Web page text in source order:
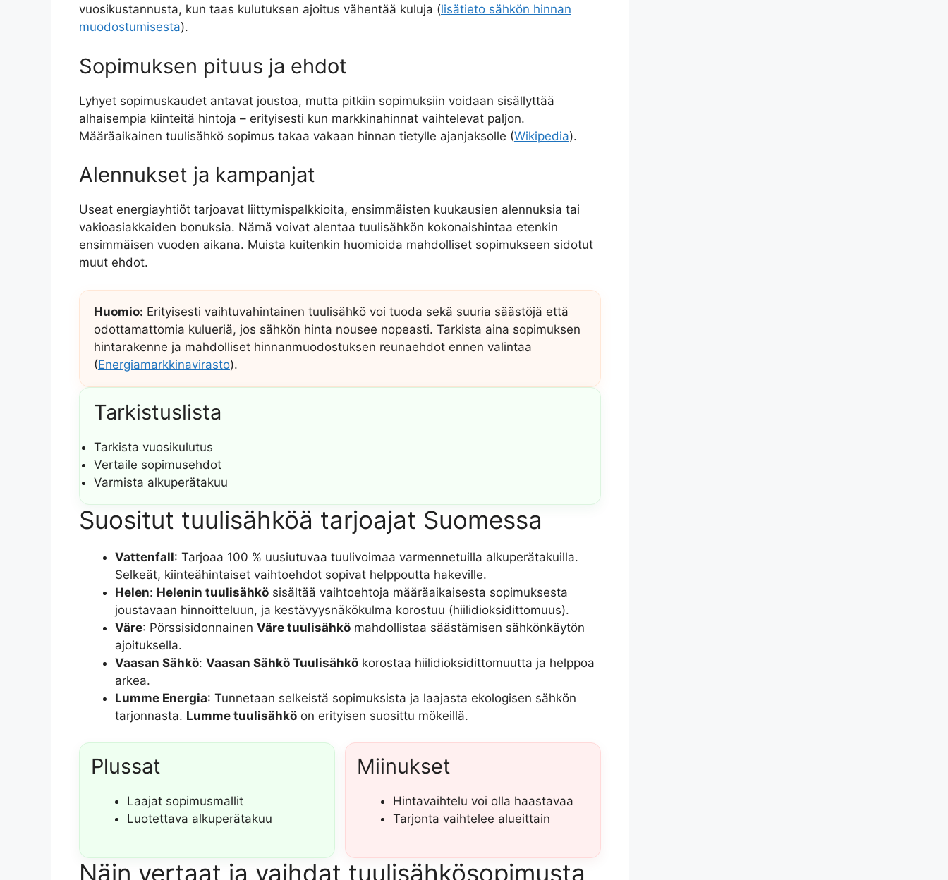
vuosikustannusta, kun taas kulutuksen ajoitus vähentää kuluja (lisätieto sähkön hinnan
muodostumisesta).
Sopimuksen pituus ja ehdot
Lyhyet sopimuskaudet antavat joustoa, mutta pitkiin sopimuksiin voidaan sisällyttää
alhaisempia kiinteitä hintoja – erityisesti kun markkinahinnat vaihtelevat paljon.
Määräaikainen tuulisähkö sopimus takaa vakaan hinnan tietylle ajanjaksolle (Wikipedia).
Alennukset ja kampanjat
Useat energiayhtiöt tarjoavat liittymispalkkioita, ensimmäisten kuukausien alennuksia tai
vakioasiakkaiden bonuksia. Nämä voivat alentaa tuulisähkön kokonaishintaa etenkin
ensimmäisen vuoden aikana. Muista kuitenkin huomioida mahdolliset sopimukseen sidotut
muut ehdot.
Huomio: Erityisesti vaihtuvahintainen tuulisähkö voi tuoda sekä suuria säästöjä että
odottamattomia kulueriä, jos sähkön hinta nousee nopeasti. Tarkista aina sopimuksen
hintarakenne ja mahdolliset hinnanmuodostuksen reunaehdot ennen valintaa
(Energiamarkkinavirasto).
Tarkistuslista
Tarkista vuosikulutus
Vertaile sopimusehdot
Varmista alkuperätakuu
Suositut tuulisähköä tarjoajat Suomessa
Vattenfall: Tarjoaa 100 % uusiutuvaa tuulivoimaa varmennetuilla alkuperätakuilla.
Selkeät, kiinteähintaiset vaihtoehdot sopivat helppoutta hakeville.
Helen: Helenin tuulisähkö sisältää vaihtoehtoja määräaikaisesta sopimuksesta
joustavaan hinnoitteluun, ja kestävyysnäkökulma korostuu (hiilidioksidittomuus).
Väre: Pörssisidonnainen Väre tuulisähkö mahdollistaa säästämisen sähkönkäytön
ajoituksella.
Vaasan Sähkö: Vaasan Sähkö Tuulisähkö korostaa hiilidioksidittomuutta ja helppoa
arkea.
Lumme Energia: Tunnetaan selkeistä sopimuksista ja laajasta ekologisen sähkön
tarjonnasta. Lumme tuulisähkö on erityisen suosittu mökeillä.
Plussat
Laajat sopimusmallit
Luotettava alkuperätakuu
Miinukset
Hintavaihtelu voi olla haastavaa
Tarjonta vaihtelee alueittain
Näin vertaat ja vaihdat tuulisähkösopimusta